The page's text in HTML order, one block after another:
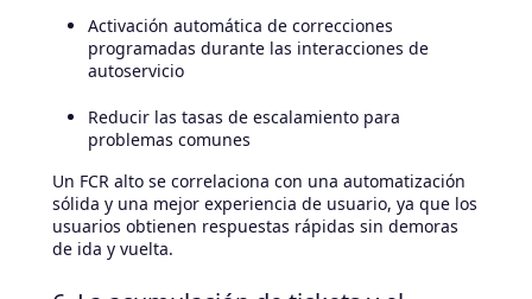
Activación automática de correcciones
programadas durante las interacciones de
autoservicio
Reducir las tasas de escalamiento para
problemas comunes
Un FCR alto se correlaciona con una automatización
sólida y una mejor experiencia de usuario, ya que los
usuarios obtienen respuestas rápidas sin demoras
de ida y vuelta.